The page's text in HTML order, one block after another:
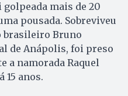
mais de 20
pousada. Sobreviveu
brasileiro Bruno
de Anápolis, foi preso
a namorada Raquel
15 anos.